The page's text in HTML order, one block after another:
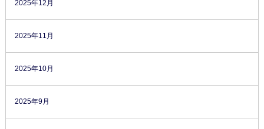
2025年12月
2025年11月
2025年10月
2025年9月